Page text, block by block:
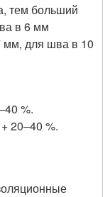
тем больший
в 6 мм
мм, для шва в 10
%.
20–40 %.